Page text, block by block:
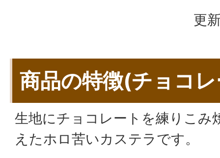
更
商品の特徴(チョコ
生地にチョコレートを練りこみ
えたホロ苦いカステラです。